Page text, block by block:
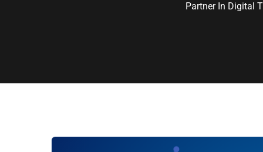
Partner In Digital